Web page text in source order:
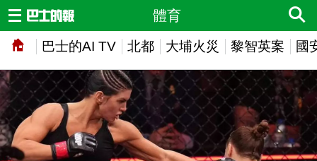
巴士的AI TV 北都 大埔火災 黎智英案 國
體育